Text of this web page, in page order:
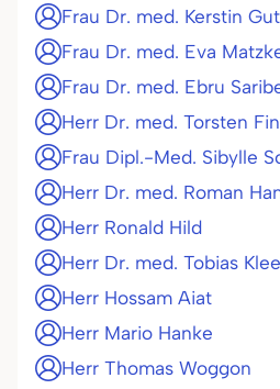
Frau Dr. med. Kerstin
Frau Dr. med. Eva
Frau Dr. med. Ebru
Herr Dr. med. Torsten
Frau Dipl.-Med. Sibylle
Herr Dr. med. Roman
Herr Ronald Hild
Herr Dr. med. Tobias
Herr Hossam Aiat
Herr Mario Hanke
Herr Thomas Woggon